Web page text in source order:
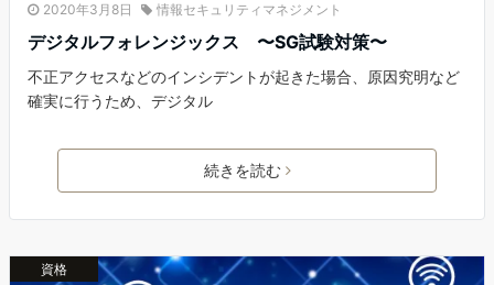
2020年3月8日 情報セキュリティマネジメント
デジタルフォレンジックス 〜SG試験対策〜
不正アクセスなどのインシデントが起きた場合、原因究明など
確実に行うため、デジタル
続きを読む
資格